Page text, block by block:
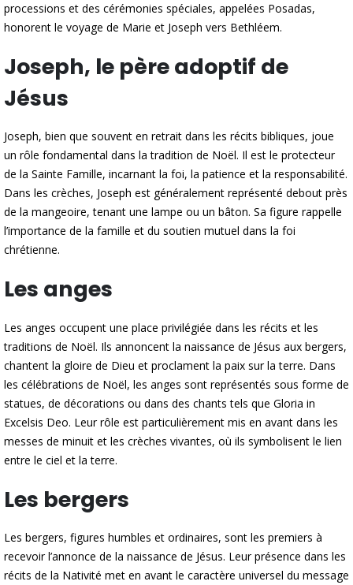
processions et des cérémonies spéciales, appelées Posadas,
honorent le voyage de Marie et Joseph vers Bethléem.
Joseph, le père adoptif de
Jésus
Joseph, bien que souvent en retrait dans les récits bibliques, joue
un rôle fondamental dans la tradition de Noël. Il est le protecteur
de la Sainte Famille, incarnant la foi, la patience et la responsabilité.
Dans les crèches, Joseph est généralement représenté debout près
de la mangeoire, tenant une lampe ou un bâton. Sa figure rappelle
l’importance de la famille et du soutien mutuel dans la foi
chrétienne.
Les anges
Les anges occupent une place privilégiée dans les récits et les
traditions de Noël. Ils annoncent la naissance de Jésus aux bergers,
chantent la gloire de Dieu et proclament la paix sur la terre. Dans
les célébrations de Noël, les anges sont représentés sous forme de
statues, de décorations ou dans des chants tels que Gloria in
Excelsis Deo. Leur rôle est particulièrement mis en avant dans les
messes de minuit et les crèches vivantes, où ils symbolisent le lien
entre le ciel et la terre.
Les bergers
Les bergers, figures humbles et ordinaires, sont les premiers à
recevoir l’annonce de la naissance de Jésus. Leur présence dans les
récits de la Nativité met en avant le caractère universel du message